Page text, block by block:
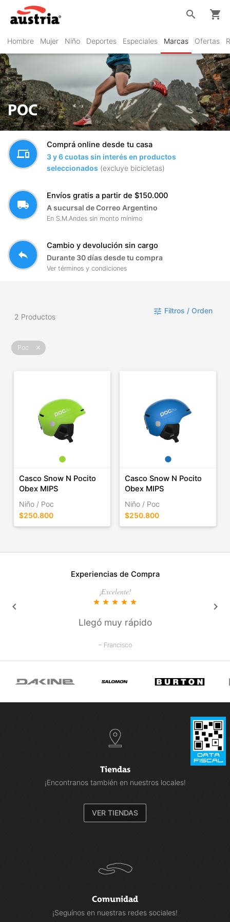
Hombre Mujer Niño Deportes Especiales Marcas Ofertas
search shopping_cart
POC
devices
Comprá online desde tu casa
3 y 6 cuotas sin interés en productos
seleccionados (excluye bicicletas)
local_shipping
Envíos gratis a partir de $150.000
A sucursal de Correo Argentino
En S.M.Andes sin monto mínimo
reply
Cambio y devolución sin cargo
Durante 30 días desde tu compra
Ver términos y condiciones
2 Productos
tune Filtros / Orden
Poc close
Casco Snow N Pocito
Obex MIPS
Niño / Poc
$250.800
Casco Snow N Pocito
Obex MIPS
Niño / Poc
$250.800
Experiencias de Compra
¡Excelente!
star star star star star
Llegó muy rápido
– Francisco
keyboard_arrow_left keyboard_arrow_right
Tiendas
¡Encontranos también en nuestros locales!
VER TIENDAS
Comunidad
¡Seguínos en nuestras redes sociales!